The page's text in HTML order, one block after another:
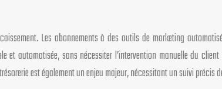
Les abonnements à des outils de marketing
et automatisée, sans nécessiter l’intervention manuelle du
est également un enjeu majeur, nécessitant un suivi